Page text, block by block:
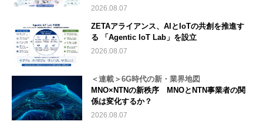
2026.08.07
ZETAアライアンス、AIとIoTの共創を推進す
る 「Agentic IoT Lab」を設立
2026.08.07
＜連載＞6G時代の新・業界地図
MNO×NTNの新秩序 MNOとNTN事業者の関
係は変化するか？
2026.08.07